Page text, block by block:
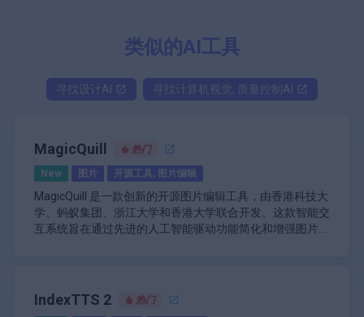
类似的AI工具
寻找设计AI 寻找计算机视觉, 质量控制 AI
MagicQuill 热门
New 图片 开源工具, 图片编辑
MagicQuill 是一款创新的开源图片编辑工具，由香港科技大
学、蚂蚁集团、浙江大学和香港大学联合开发。这款智能交
互系统旨在通过先进的人工智能驱动功能简化和增强图片编
辑功能，包括添加和删除图像中的元素、更改颜色以及应用
MagicQuill 的界面设计易于使用，具有智能画布工具，使用
IndexTTS 2 热门